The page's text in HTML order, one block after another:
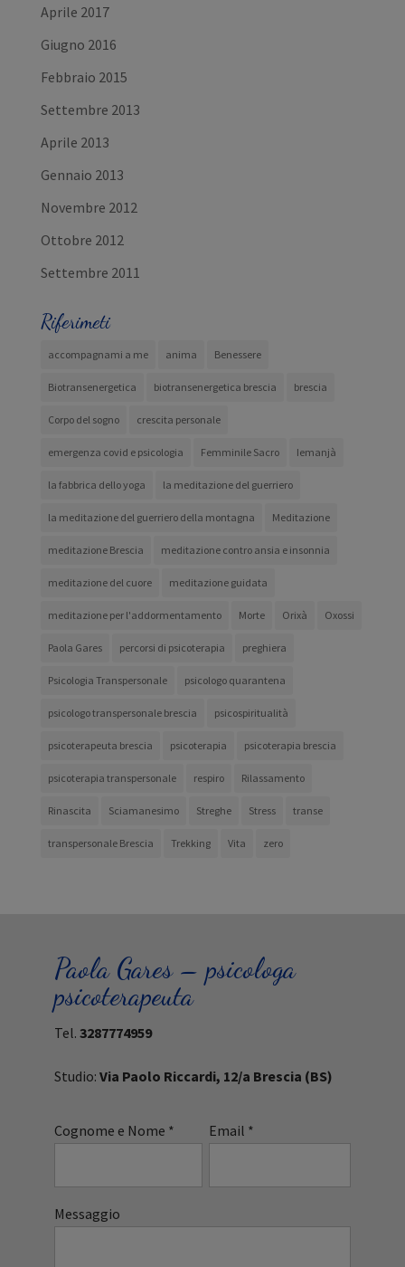
Aprile 2017
Giugno 2016
Febbraio 2015
Settembre 2013
Aprile 2013
Gennaio 2013
Novembre 2012
Ottobre 2012
Settembre 2011
Riferimeti
accompagnami a me anima Benessere
Biotransenergetica biotransenergetica brescia brescia
Corpo del sogno crescita personale
emergenza covid e psicologia Femminile Sacro Iemanjà
la fabbrica dello yoga la meditazione del guerriero
la meditazione del guerriero della montagna Meditazione
meditazione Brescia meditazione contro ansia e insonnia
meditazione del cuore meditazione guidata
meditazione per l'addormentamento Morte Orixà Oxossi
Paola Gares percorsi di psicoterapia preghiera
Psicologia Transpersonale psicologo quarantena
psicologo transpersonale brescia psicospiritualità
psicoterapeuta brescia psicoterapia psicoterapia brescia
psicoterapia transpersonale respiro Rilassamento
Rinascita Sciamanesimo Streghe Stress transe
transpersonale Brescia Trekking Vita zero
Paola Gares – psicologa
psicoterapeuta
Tel. 3287774959
Studio: Via Paolo Riccardi, 12/a Brescia (BS)
Cognome e Nome * Email *
Messaggio